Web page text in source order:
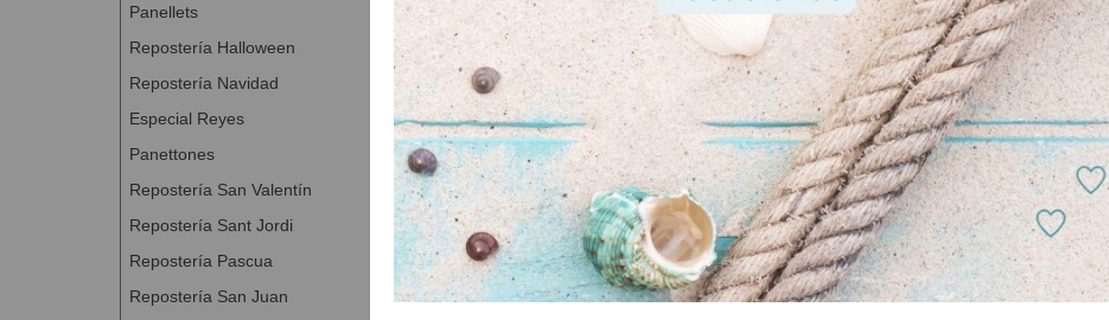
Panellets
Repostería Halloween
Repostería Navidad
Especial Reyes
Panettones
Repostería San Valentín
Repostería Sant Jordi
Repostería Pascua
Repostería San Juan
remojado.
Cocer a 190 – 210 ºC (según el tamaño de la pieza) y dejar enfriar.
Si se desean roscones rellenos, hacer un corte horizontal una vez fríos, aplicar una capa
abundante de crema pastelera, nata montada o trufa y cubrir con la parte superior.